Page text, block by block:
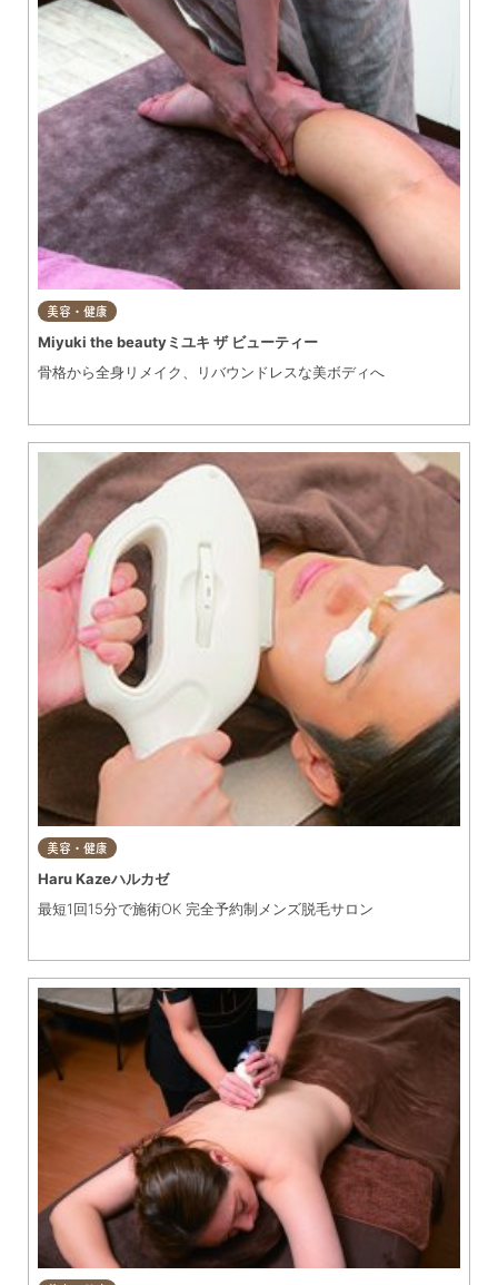
美容・健康
Miyuki the beautyミユキ ザ ビューティー
骨格から全身リメイク、リバウンドレスな美ボディへ
美容・健康
Haru Kazeハルカゼ
最短1回15分で施術OK 完全予約制メンズ脱毛サロン